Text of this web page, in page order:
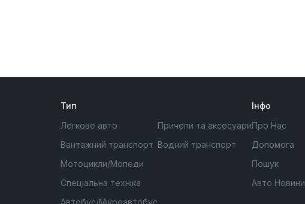
Тип
Легкове авто
Вантажний транспорт
Мотоцикли/Мопеди
Спеціальна техніка
Автобус/Мікроавтобус
Причепи та аксесуари
Водний транспорт
Інфо
Про Нас
Допомога
Пошук
Авто Новини